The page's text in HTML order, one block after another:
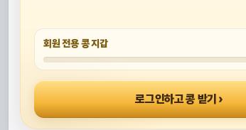
회원 전용 콩 지갑
로그인하고 콩 받기